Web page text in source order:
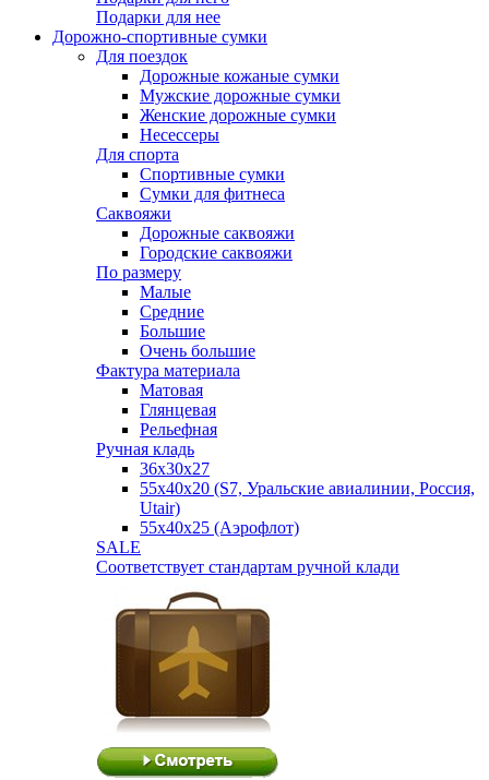
Подарки для нее
Дорожно-спортивные сумки
Для поездок
Дорожные кожаные сумки
Мужские дорожные сумки
Женские дорожные сумки
Несессеры
Для спорта
Спортивные сумки
Сумки для фитнеса
Саквояжи
Дорожные саквояжи
Городские саквояжи
По размеру
Малые
Средние
Большие
Очень большие
Фактура материала
Матовая
Глянцевая
Рельефная
Ручная кладь
36х30x27
55х40х20 (S7, Уральские авиалинии, Россия,
Utair)
55х40х25 (Аэрофлот)
SALE
Соответствует стандартам ручной клади